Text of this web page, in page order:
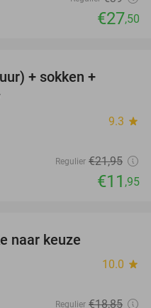
€27,50
+ sokken +
9.3 star
Regulier €21,95
€11 ,95
naar keuze
10.0 star
Regulier €18,85